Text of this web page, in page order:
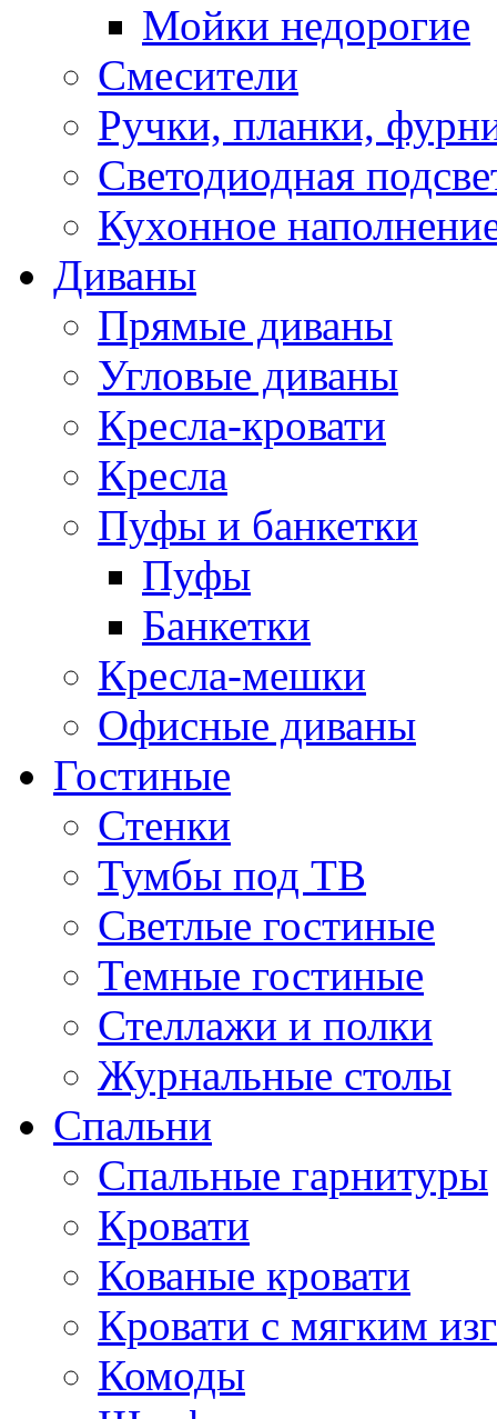
Мойки недорогие
Смесители
Ручки, планки,
Светодиодная
Кухонное
Диваны
Прямые диваны
Угловые диваны
Кресла-кровати
Кресла
Пуфы и банкетки
Пуфы
Банкетки
Кресла-мешки
Офисные диваны
Гостиные
Стенки
Тумбы под ТВ
Светлые гостиные
Темные гостиные
Стеллажи и полки
Журнальные столы
Спальни
Спальные гарнитуры
Кровати
Кованые кровати
Кровати с мягким
Комоды